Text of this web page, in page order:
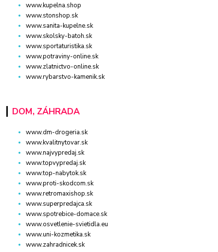
www.kupelna.shop
www.stonshop.sk
www.sanita-kupelne.sk
www.skolsky-batoh.sk
www.sportaturistika.sk
www.potraviny-online.sk
www.zlatnictvo-online.sk
www.rybarstvo-kamenik.sk
DOM, ZÁHRADA
www.dm-drogeria.sk
www.kvalitnytovar.sk
www.najvypredaj.sk
www.topvypredaj.sk
www.top-nabytok.sk
www.proti-skodcom.sk
www.retromaxishop.sk
www.superpredajca.sk
www.spotrebice-domace.sk
www.osvetlenie-svietidla.eu
www.uni-kozmetika.sk
www.zahradnicek.sk